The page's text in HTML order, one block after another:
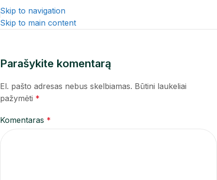
Skip to navigation
Skip to main content
Parašykite komentarą
El. pašto adresas nebus skelbiamas. Būtini laukeliai
pažymėti *
Komentaras *